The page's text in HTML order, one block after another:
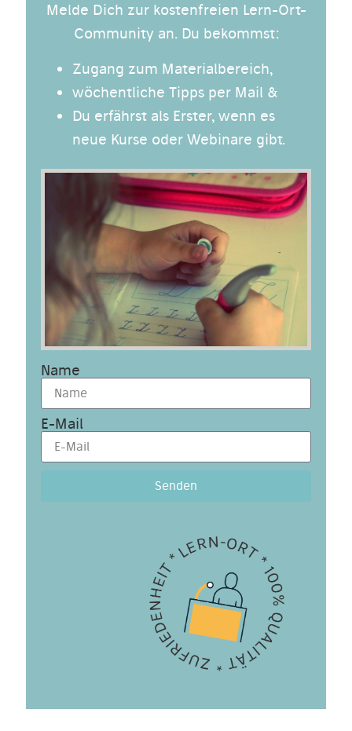
Melde Dich zur kostenfreien Lern-Ort-
Community an. Du bekommst:
Zugang zum Materialbereich,
wöchentliche Tipps per Mail &
Du erfährst als Erster, wenn es
neue Kurse oder Webinare gibt.
Name
E-Mail
Senden